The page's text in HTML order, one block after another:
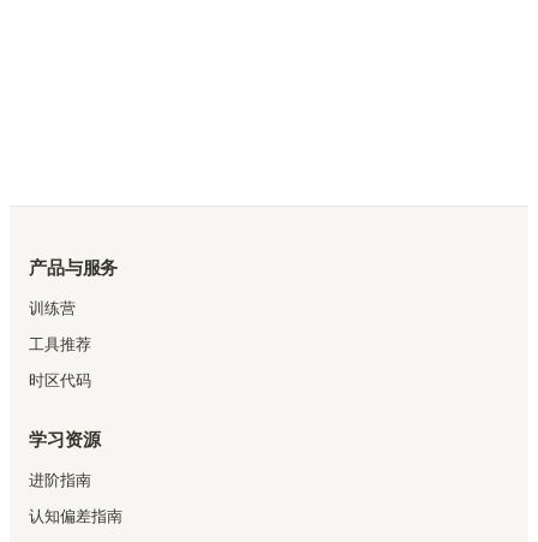
产品与服务
训练营
工具推荐
时区代码
学习资源
进阶指南
认知偏差指南